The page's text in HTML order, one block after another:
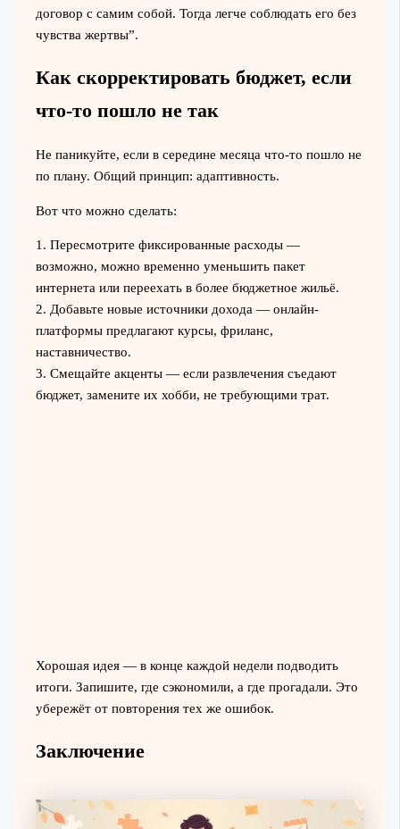
договор с самим собой. Тогда легче соблюдать его без
чувства жертвы”.
Как скорректировать бюджет, если
что-то пошло не так
Не паникуйте, если в середине месяца что-то пошло не
по плану. Общий принцип: адаптивность.
Вот что можно сделать:
1. Пересмотрите фиксированные расходы —
возможно, можно временно уменьшить пакет
интернета или переехать в более бюджетное жильё.
2. Добавьте новые источники дохода — онлайн-
платформы предлагают курсы, фриланс,
наставничество.
3. Смещайте акценты — если развлечения съедают
бюджет, замените их хобби, не требующими трат.
Хорошая идея — в конце каждой недели подводить
итоги. Запишите, где сэкономили, а где прогадали. Это
убережёт от повторения тех же ошибок.
Заключение